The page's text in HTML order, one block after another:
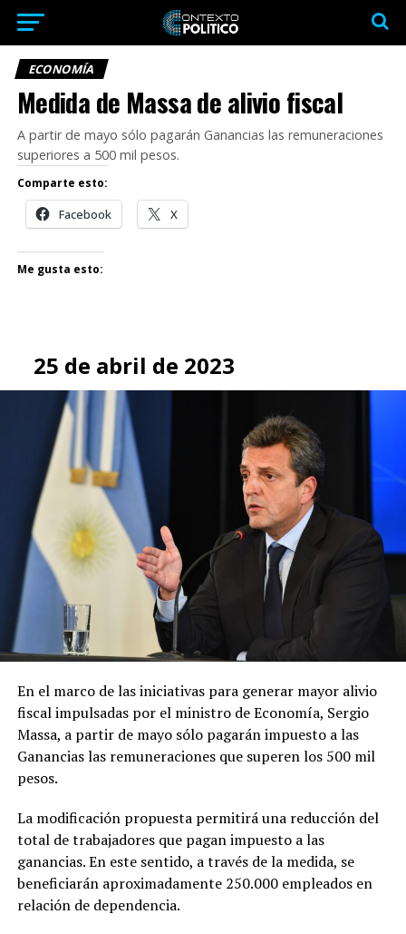
ECONOMÍA
Medida de Massa de alivio fiscal
A partir de mayo sólo pagarán Ganancias las remuneraciones
superiores a 500 mil pesos.
Comparte esto:
Facebook X
Me gusta esto:
25 de abril de 2023
En el marco de las iniciativas para generar mayor alivio
fiscal impulsadas por el ministro de Economía, Sergio
Massa, a partir de mayo sólo pagarán impuesto a las
Ganancias las remuneraciones que superen los 500 mil
pesos.
La modificación propuesta permitirá una reducción del
total de trabajadores que pagan impuesto a las
ganancias. En este sentido, a través de la medida, se
beneficiarán aproximadamente 250.000 empleados en
relación de dependencia.